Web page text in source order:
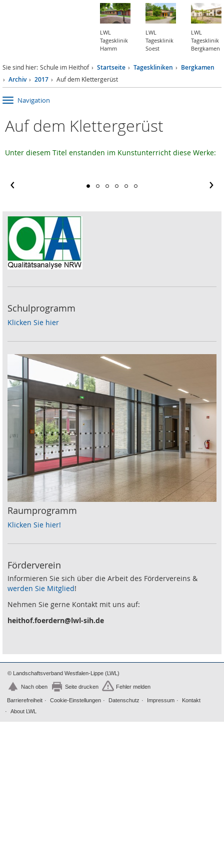
LWL
Tagesklinik
Hamm
LWL
Tagesklinik
Soest
LWL
Tagesklinik
Bergkamen
Sie sind hier: Schule im Heithof Startseite Tageskliniken
Bergkamen
Archiv
2017 Auf dem Klettergerüst
Navigation
Auf dem Klettergerüst
Unter diesem Titel enstanden im Kunstunterricht diese Werke:
‹ ›
Schulprogramm
Klicken Sie hier
Raumprogramm
Klicken Sie hier!
Förderverein
Informieren Sie sich über die Arbeit des Fördervereins &
werden Sie Mitglied!
Nehmen Sie gerne Kontakt mit uns auf:
heithof.foerdern@lwl-sih.de
© Landschaftsverband Westfalen-Lippe (LWL)
Nach oben Seite drucken Fehler melden
Barrierefreiheit Cookie-Einstellungen Datenschutz Impressum
Kontakt
About LWL